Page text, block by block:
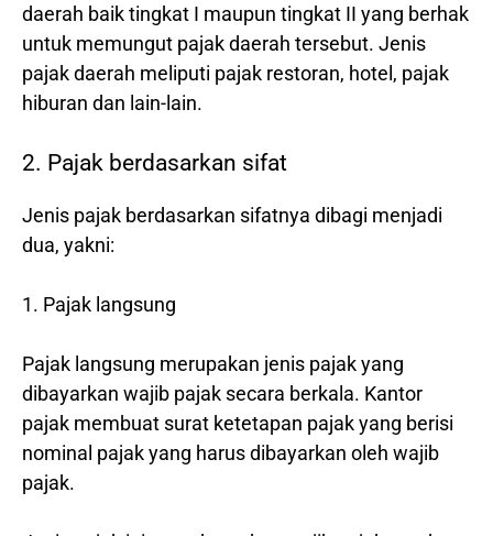
daerah baik tingkat I maupun tingkat II yang berhak
untuk memungut pajak daerah tersebut. Jenis
pajak daerah meliputi pajak restoran, hotel, pajak
hiburan dan lain-lain.
2. Pajak berdasarkan sifat
Jenis pajak berdasarkan sifatnya dibagi menjadi
dua, yakni:
1. Pajak langsung
Pajak langsung merupakan jenis pajak yang
dibayarkan wajib pajak secara berkala. Kantor
pajak membuat surat ketetapan pajak yang berisi
nominal pajak yang harus dibayarkan oleh wajib
pajak.